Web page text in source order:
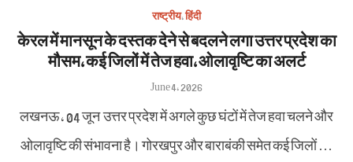
राष्ट्रीय,हिंदी
केरल में मानसून के दस्तक देने से बदलने लगा उत्तर प्रदेश का
मौसम, कई जिलों में तेज हवा, ओलावृष्टि का अलर्ट
Posted
on
June 4, 2026
लखनऊ , 04 जून उत्तर प्रदेश में अगले कुछ घंटों में तेज हवा चलने और
ओलावृष्टि की संभावना है। गोरखपुर और बाराबंकी समेत कई जिलों …